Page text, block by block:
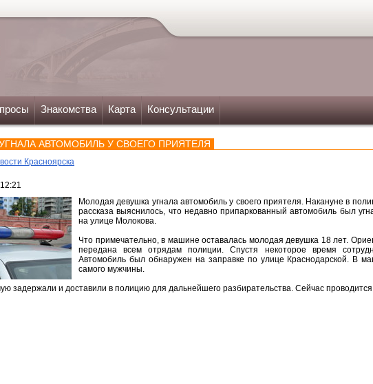
Знакомства Карта Консультации
АВТОМОБИЛЬ У СВОЕГО ПРИЯТЕЛЯ
Красноярска
12:21
Молодая девушка угнала автомобиль у своего приятеля. Накануне в
рассказа выяснилось, что недавно припаркованный автомобиль был
на улице Молокова.
Что примечательно, в машине оставалась молодая девушка 18 лет.
передана всем отрядам полиции. Спустя некоторое время
Автомобиль был обнаружен на заправке по улице Краснодарской. В
самого мужчины.
задержали и доставили в полицию для дальнейшего разбирательства. Сейчас